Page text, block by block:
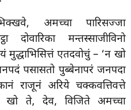
अमच्चा पारिसज्जा
दोवारिका मन्तस्साजीविनो
मुद्धाभिसित्तं एतदवोचुं – ‘न खो
पसासतो पुब्बेनापरं जनपदा
राजूनं अरिये चक्कवत्तिवत्ते
खो ते, देव, विजिते अमच्चा